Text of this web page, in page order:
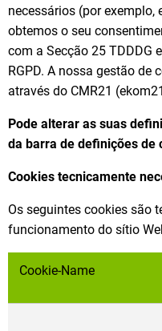
necessários (por
obtemos o seu
com a Secção 25 TDDDG
RGPD. A nossa gestão de
através do CMR21
Pode alterar as suas
da barra de definições de
Cookies tecnicamente
Os seguintes cookies são
funcionamento do sítio
Cookie-Name